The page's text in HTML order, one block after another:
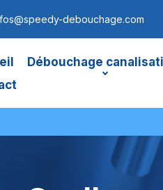
debouchage.com
Débouchage